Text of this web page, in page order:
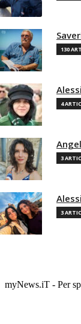
130
4
3
3
myNews.iT - Per